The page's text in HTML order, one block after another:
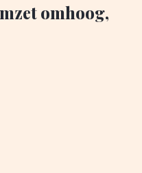
omhoog,